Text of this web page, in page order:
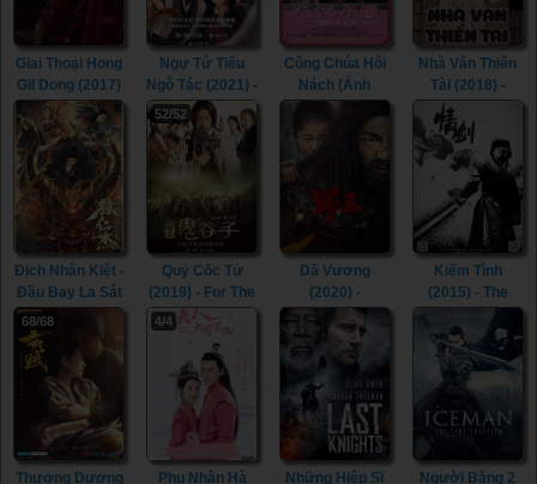
Giai Thoại Hong
Gil Dong (2017)
- Thief Who
Stole The
People (2017)
Ngự Tứ Tiểu
Ngỗ Tác (2021) -
The Imperial
Coroner (2021)
Công Chúa Hôi
Nách (Ánh
Trăng Tình Yêu)
Love (2004)
Nhà Văn Thiên
Tài (2018) -
Heung-Boo: The
Revolutionist
(2018)
Địch Nhân Kiệt -
Đầu Bay La Sát
(2020) - Di
Renjie - Flying
Head Rakshasa
(2020)
52/52
Quỷ Cốc Tử
(2019) - For The
Holy Guiguzi
Dã Vương
(2020) -
Mountain King /
Wild King (2020)
Kiếm Tình
(2015) - The
Spirit Of The
Swords (2015)
68/68
Thượng Dương
4/4
Phu Nhân Hà
Những Hiệp Sĩ
Người Băng 2